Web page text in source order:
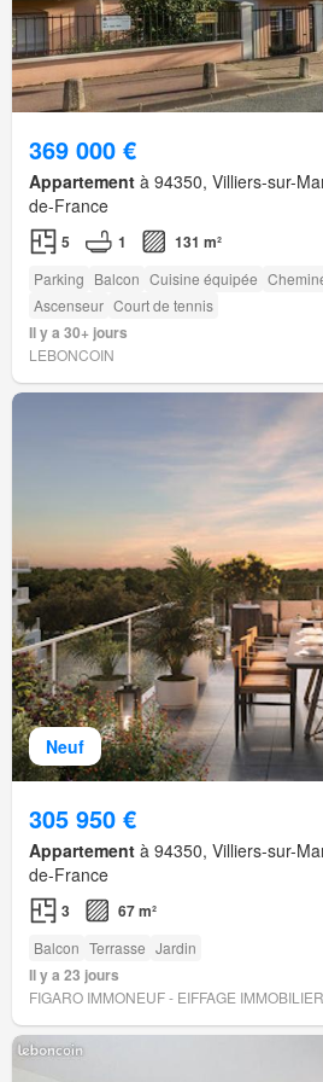
369 000 €
Appartement à 94350, Villiers-sur-
de-France
5 1 131 m²
Parking Balcon Cuisine équipée
Ascenseur Court de tennis
Il y a 30+ jours
LEBONCOIN
Neuf
305 950 €
Appartement à 94350, Villiers-sur-
de-France
3 67 m²
Balcon Terrasse Jardin
Il y a 23 jours
FIGARO IMMONEUF - EIFFAGE IMMOBILIER